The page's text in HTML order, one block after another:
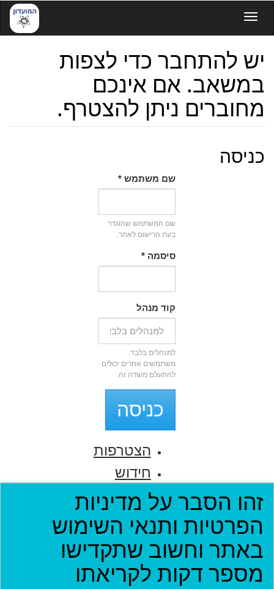
לתוכן
העיקרי
Toggle navigation
יש להתחבר כדי לצפות
במשאב. אם אינכם
מחוברים ניתן להצטרף.
כניסה
שם משתמש*
שם המשתמש שהוגדר
בעת הרישום לאתר.
סיסמה*
קוד מנהל
למנהלים בלבד.
משתמשים אחרים יכולים
להתעלם משדה זה.
כניסה
הצטרפות
חידוש
סיסמה
זהו הסבר על מדיניות
הפרטיות ותנאי השימוש
באתר וחשוב שתקדישו
מספר דקות לקריאתו
קהילות